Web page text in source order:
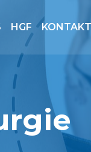
HGF KONTAKT